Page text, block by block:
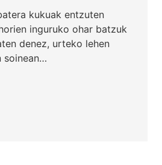
kukuak entzuten
inguruko ohar batzuk
denez, urteko lehen
soinean…